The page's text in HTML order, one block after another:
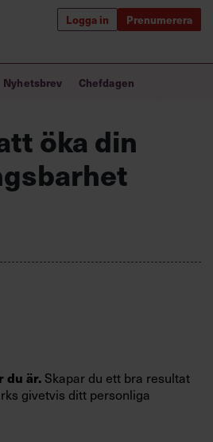
Logga in Prenumerera
världen
ledare
Nyhetsbrev Chefdagen
öka din
du är. Skapar du ett bra resultat
givetvis ditt personliga